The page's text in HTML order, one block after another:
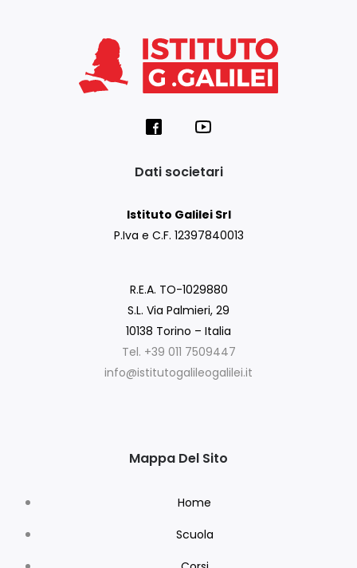
Dati societari
Istituto Galilei Srl
P.Iva e C.F. 12397840013
R.E.A. TO-1029880
S.L. Via Palmieri, 29
10138 Torino – Italia
Tel. +39 011 7509447
info@istitutogalileogalilei.it
Mappa Del Sito
Home
Scuola